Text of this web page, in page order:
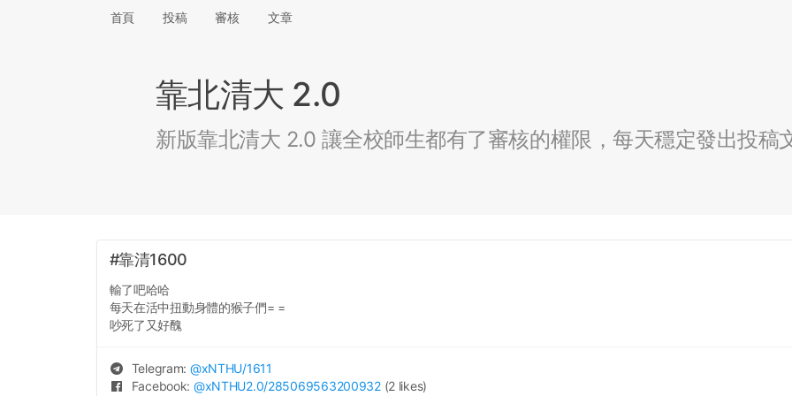
首頁 投稿 審核 文章
靠北清大 2.0
新版靠北清大 2.0 讓全校師生都有了審核的權限，每天穩定發出投稿
#靠清1600
輸了吧哈哈
每天在活中扭動身體的猴子們= =
吵死了又好醜
Telegram: @xNTHU/1611
Facebook: @xNTHU2.0/285069563200932 (2 likes)